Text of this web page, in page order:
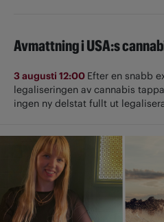
Avmattning i USA:s
3 augusti 12:00 Efter en snabb
legaliseringen av cannabis
ingen ny delstat fullt ut